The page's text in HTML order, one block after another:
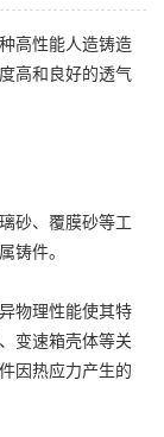
高性能人造铸造
高和良好的透气
砂、覆膜砂等工
铸件。
物理性能使其特
变速箱壳体等关
因热应力产生的